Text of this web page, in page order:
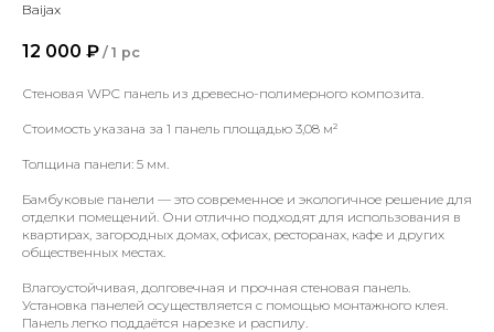
Baijax
12 000 ₽ / 1 pc
Стеновая WPC панель из древесно-полимерного композита.
Стоимость указана за 1 панель площадью 3,08 м²
Толщина панели: 5 мм.
Бамбуковые панели — это современное и экологичное решение для
отделки помещений. Они отлично подходят для использования в
квартирах, загородных домах, офисах, ресторанах, кафе и других
общественных местах.
Влагоустойчивая, долговечная и прочная стеновая панель.
Установка панелей осуществляется с помощью монтажного клея.
Панель легко поддаётся нарезке и распилу.